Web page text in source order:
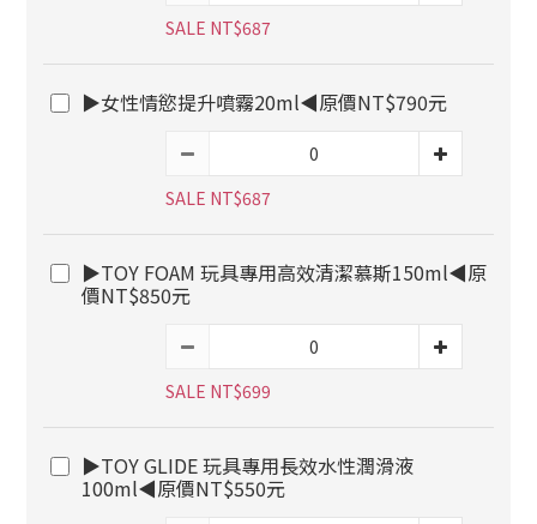
SALE NT$687
▶女性情慾提升噴霧20ml◀原價NT$790元
SALE NT$687
▶TOY FOAM 玩具專用高效清潔慕斯150ml◀原
價NT$850元
SALE NT$699
▶TOY GLIDE 玩具專用長效水性潤滑液
100ml◀原價NT$550元